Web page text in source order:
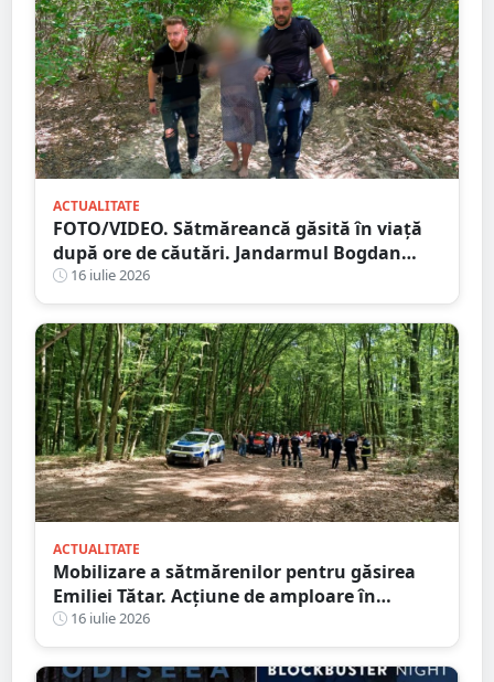
ACTUALITATE
FOTO/VIDEO. Sătmăreancă găsită în viață
după ore de căutări. Jandarmul Bogdan
Moisi este eroul zilei
16 iulie 2026
ACTUALITATE
Mobilizare a sătmărenilor pentru găsirea
Emiliei Tătar. Acțiune de amploare în
Homoroade
16 iulie 2026